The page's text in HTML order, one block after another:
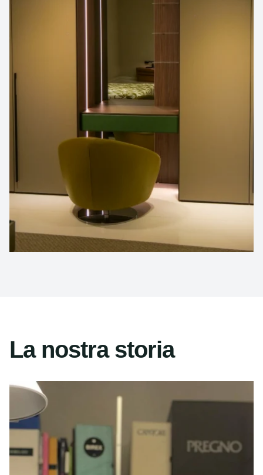
La nostra storia